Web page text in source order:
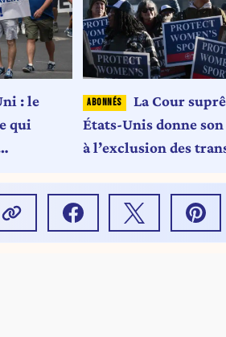
: le
qui
La Cour
États-Unis donne
à l’exclusion des